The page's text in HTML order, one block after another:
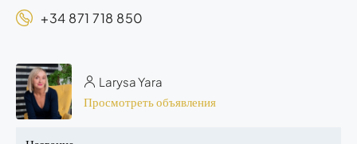
+34 871 718 850
Larysa Yara
Просмотреть объявления